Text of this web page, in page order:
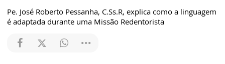
Pe. José Roberto Pessanha, C.Ss.R, explica como a linguagem
é adaptada durante uma Missão Redentorista